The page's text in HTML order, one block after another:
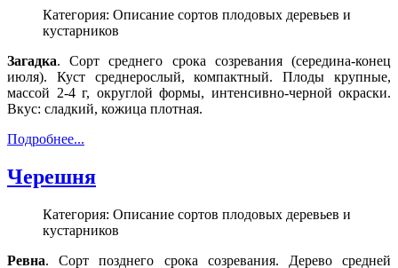
Категория: Описание сортов плодовых деревьев и
кустарников
Загадка. Сорт среднего срока созревания (середина-конец
июля). Куст среднерослый, компактный. Плоды крупные,
массой 2-4 г, округлой формы, интенсивно-черной окраски.
Вкус: сладкий, кожица плотная.
Подробнее...
Черешня
Категория: Описание сортов плодовых деревьев и
кустарников
Ревна. Сорт позднего срока созревания. Дерево средней